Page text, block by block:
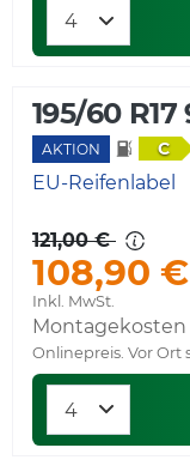
195/60 R17
AKTION C
EU-Reifenlabel
121,00 €
108,90 €
Inkl. MwSt.
Montagekosten
Onlinepreis. Vor